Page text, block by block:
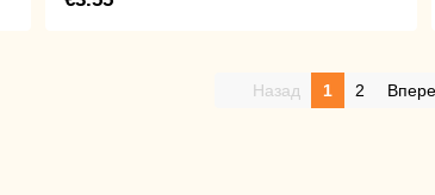
Назад 1 2